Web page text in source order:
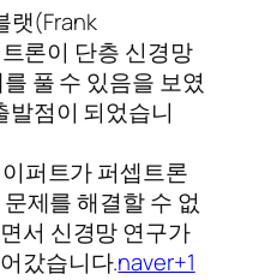
랫(Frank
론이 단층 신경망
풀 수 있음을 보였
발점이 되었습니
퍼트가 퍼셉트론
제를 해결할 수 없
서 신경망 연구가
갔습니다.naver+1